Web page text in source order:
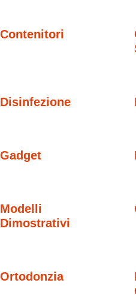
Contenitori
Disinfezione
Gadget
Modelli
Dimostrativi
Ortodonzia